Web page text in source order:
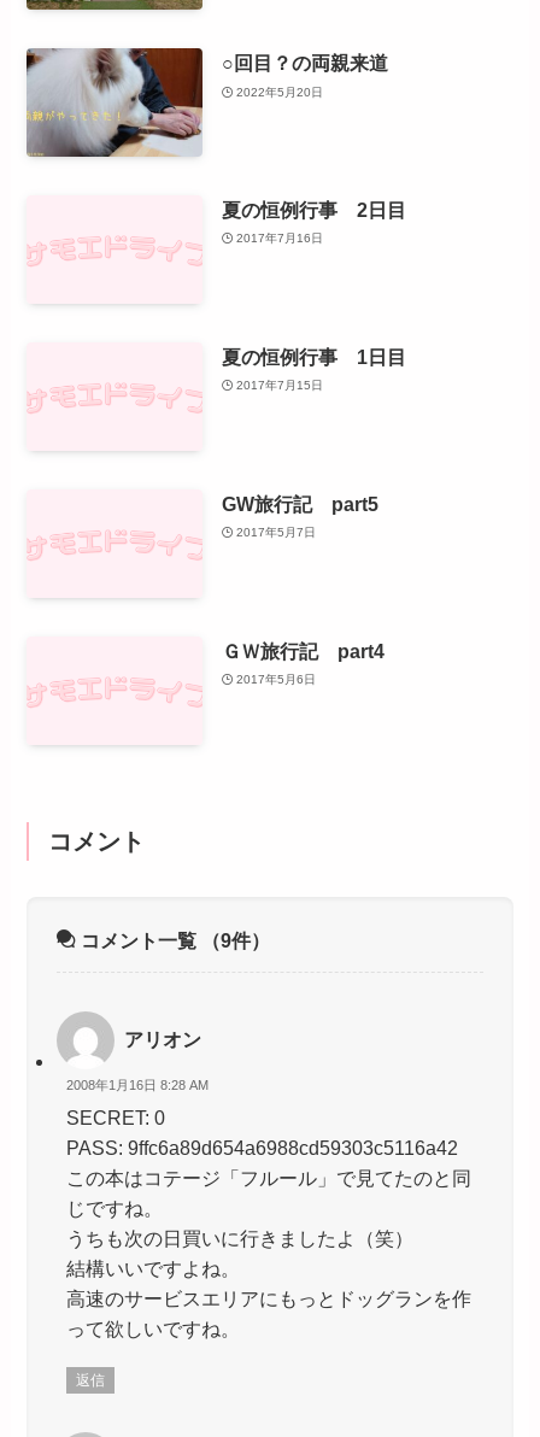
○回目？の両親来道
2022年5月20日
夏の恒例行事 2日目
2017年7月16日
夏の恒例行事 1日目
2017年7月15日
GW旅行記 part5
2017年5月7日
ＧＷ旅行記 part4
2017年5月6日
コメント
コメント一覧 （9件）
アリオン
2008年1月16日 8:28 AM
SECRET: 0
PASS: 9ffc6a89d654a6988cd59303c5116a42
この本はコテージ「フルール」で見てたのと同
じですね。
うちも次の日買いに行きましたよ（笑）
結構いいですよね。
高速のサービスエリアにもっとドッグランを作
って欲しいですね。
返信